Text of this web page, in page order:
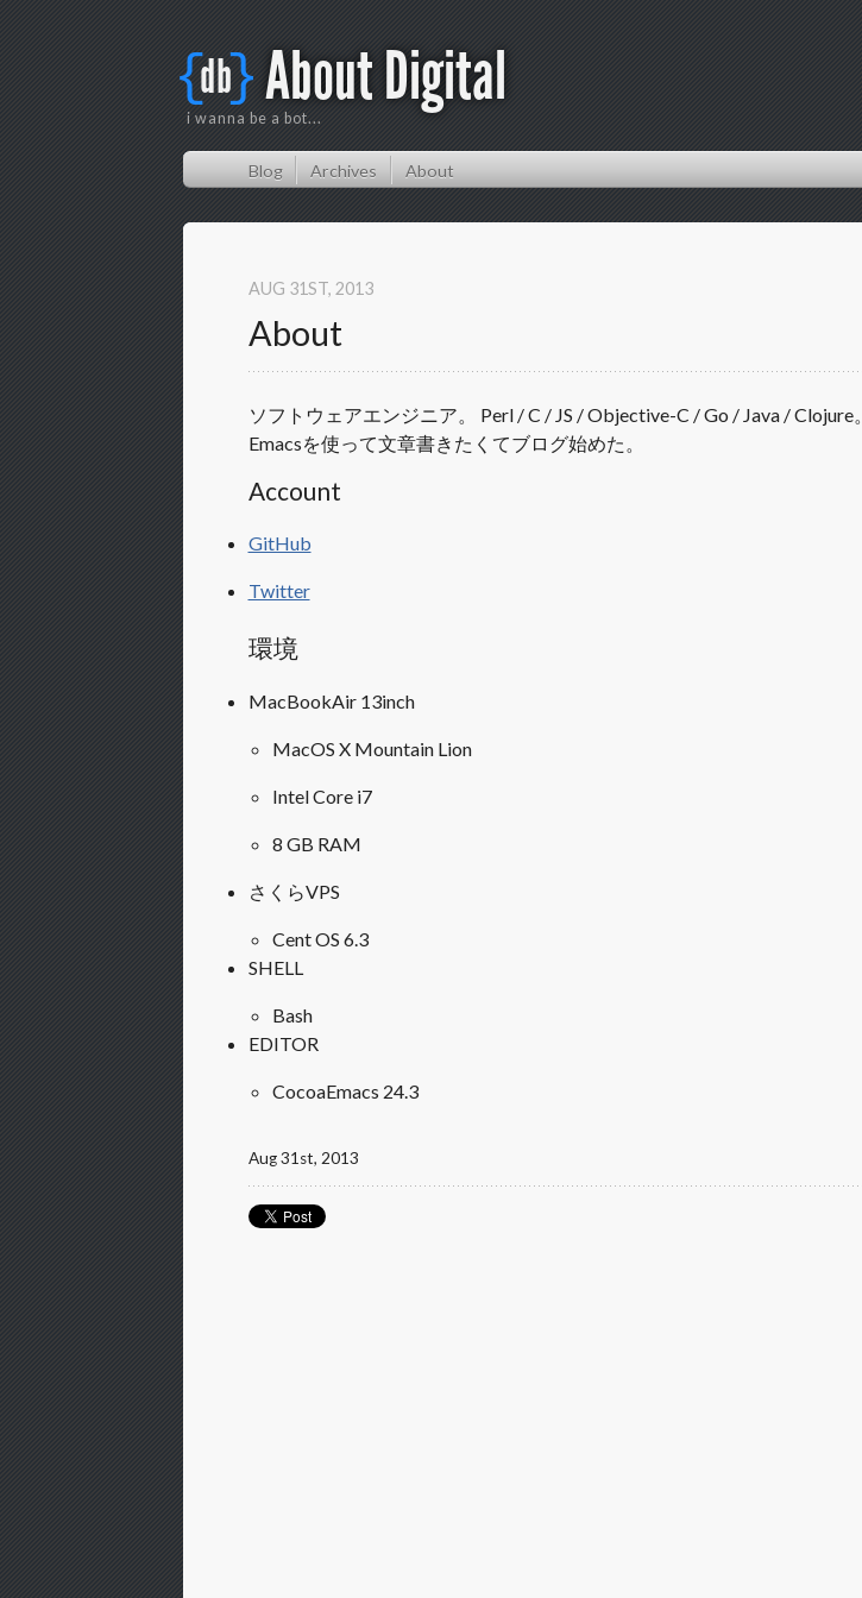
{db}About Digital
i wanna be a bot...
Blog Archives About
About
AUG 31ST, 2013
ソフトウェアエンジニア。 Perl / C / JS / Objective-C / Go / Java / Clojure。
Emacsを使って文章書きたくてブログ始めた。
Account
GitHub
Twitter
環境
MacBookAir 13inch
MacOS X Mountain Lion
Intel Core i7
8 GB RAM
さくらVPS
Cent OS 6.3
SHELL
Bash
EDITOR
CocoaEmacs 24.3
Aug 31st, 2013